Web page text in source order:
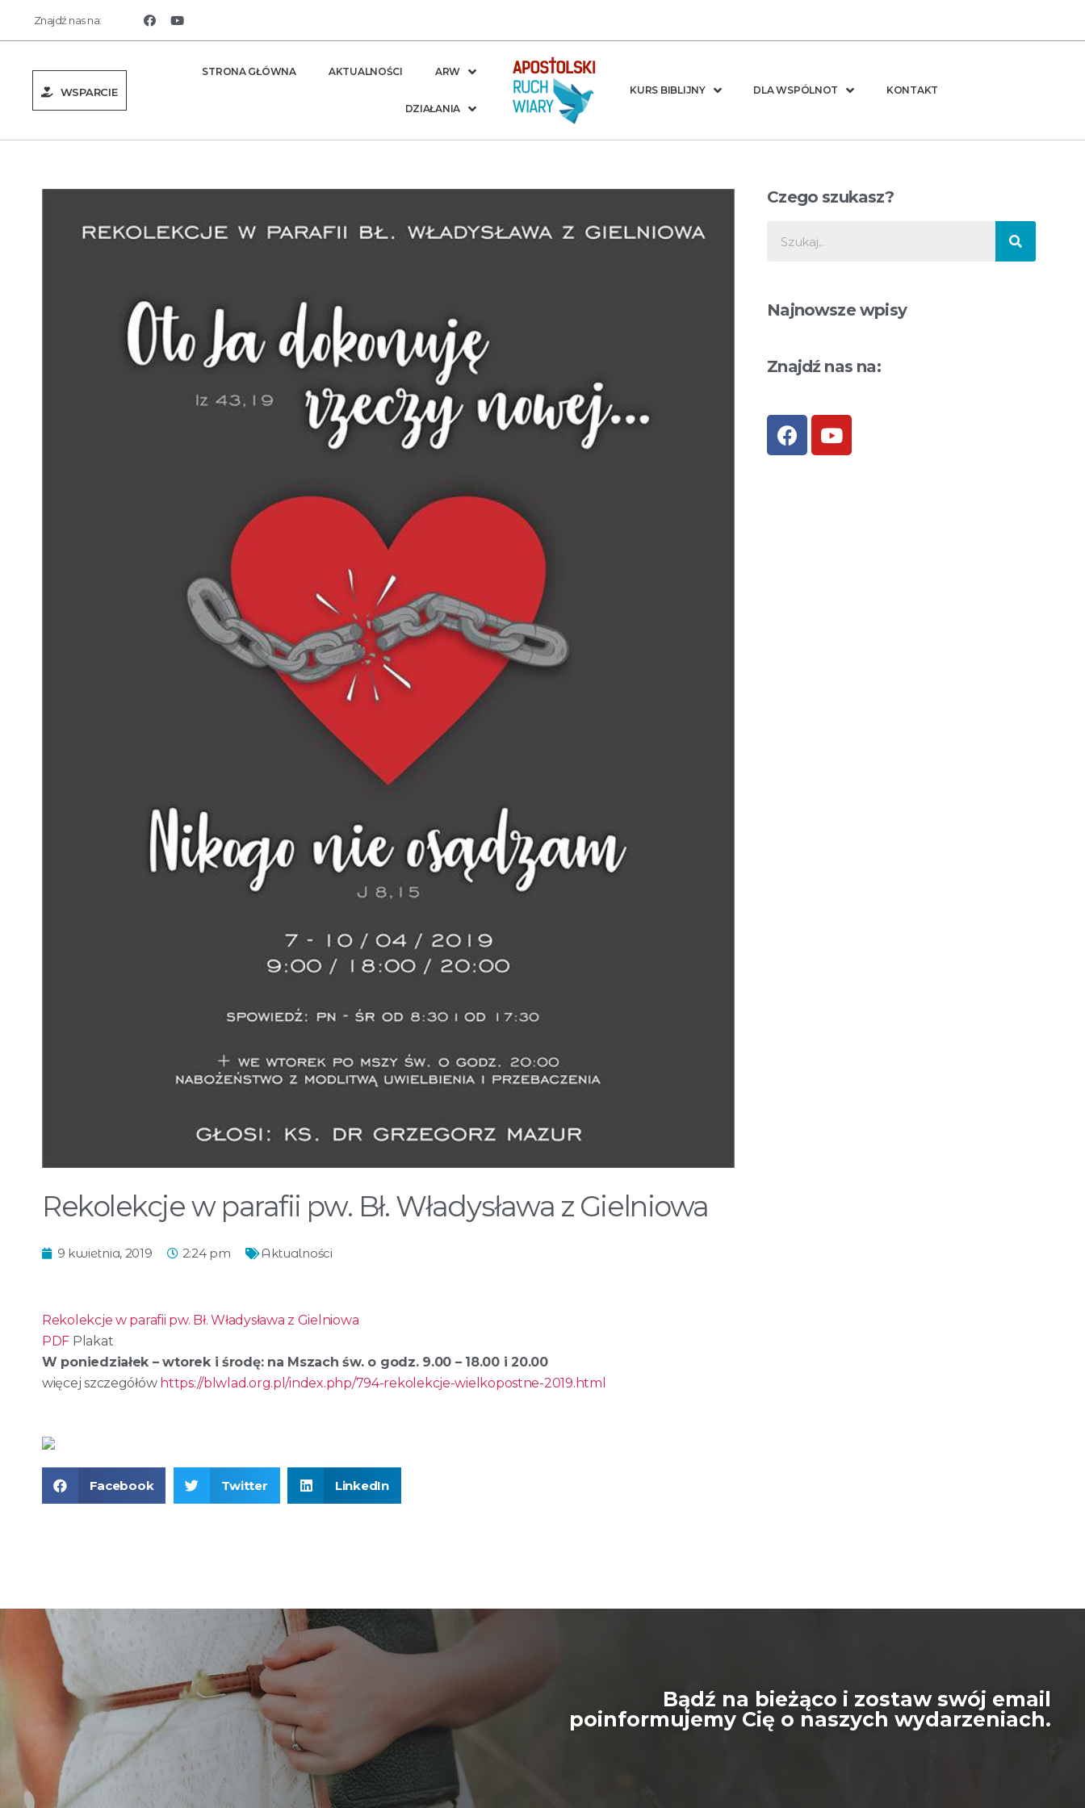
Znajdź nas na:
WSPARCIE
STRONA GŁÓWNA AKTUALNOŚCI ARW
DZIAŁANIA
KURS BIBLIJNY DLA WSPÓLNOT KONTAKT
Rekolekcje w parafii pw. Bł. Władysława z Gielniowa
9 kwietnia, 2019 2:24 pm Aktualności
Rekolekcje w parafii pw. Bł. Władysława z Gielniowa
PDF Plakat
W poniedziałek – wtorek i środę: na Mszach św. o godz. 9.00 – 18.00 i 20.00
więcej szczegółów https://blwlad.org.pl/index.php/794-rekolekcje-wielkopostne-2019.html
Facebook Twitter LinkedIn
Czego szukasz?
Najnowsze wpisy
Znajdź nas na:
Bądź na bieżąco i zostaw swój email
poinformujemy Cię o naszych wydarzeniach.